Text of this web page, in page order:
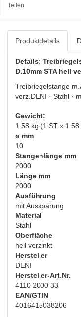
Teilen
Produktdetails
Details:
D.10mm STA hell
Treibriegelstange
verz.DENI · Stahl ·
Gewicht:
1.58 kg (1 ST x 1.58
ø mm
10
Stangenlänge mm
2000
Länge mm
2000
Ausführung
mit Aussparung
Material
Stahl
Oberfläche
hell verzinkt
Hersteller
DENI
Hersteller-Art.Nr.
4110 2000 33
EAN/GTIN
4016415038206